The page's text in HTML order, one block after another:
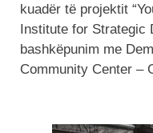
kuadër të projektit
Institute for Strategic
bashkëpunim me
Community Center –